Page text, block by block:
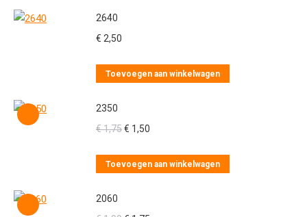
2640
€ 2,50
Toevoegen aan winkelwagen
2350
€1,75Oorspronkelijke
was:
€ 1,50
is:
Toevoegen aan winkelwagen
2060